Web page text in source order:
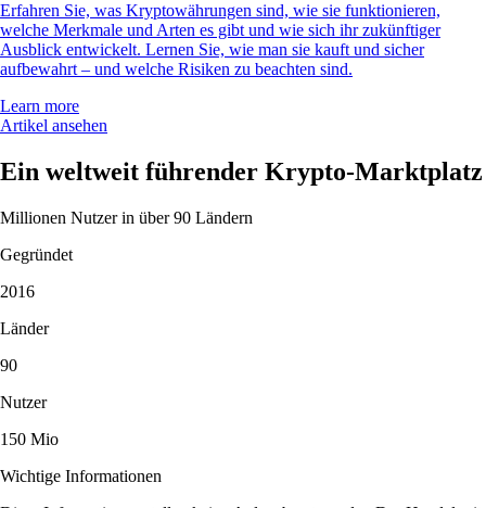
Erfahren Sie, was Kryptowährungen sind, wie sie funktionieren,
welche Merkmale und Arten es gibt und wie sich ihr zukünftiger
Ausblick entwickelt. Lernen Sie, wie man sie kauft und sicher
aufbewahrt – und welche Risiken zu beachten sind.
Learn more
Artikel ansehen
Ein weltweit führender Krypto-Marktplatz
Millionen Nutzer in über 90 Ländern
Gegründet
2016
Länder
90
Nutzer
150 Mio
Wichtige Informationen